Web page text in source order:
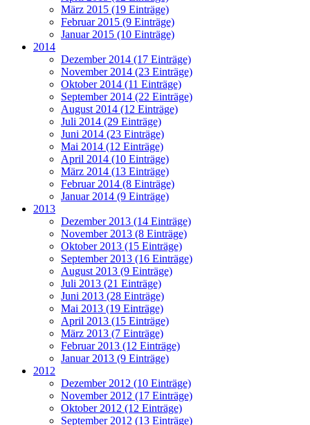
März 2015 (19 Einträge)
Februar 2015 (9 Einträge)
Januar 2015 (10 Einträge)
2014
Dezember 2014 (17 Einträge)
November 2014 (23 Einträge)
Oktober 2014 (11 Einträge)
September 2014 (22 Einträge)
August 2014 (12 Einträge)
Juli 2014 (29 Einträge)
Juni 2014 (23 Einträge)
Mai 2014 (12 Einträge)
April 2014 (10 Einträge)
März 2014 (13 Einträge)
Februar 2014 (8 Einträge)
Januar 2014 (9 Einträge)
2013
Dezember 2013 (14 Einträge)
November 2013 (8 Einträge)
Oktober 2013 (15 Einträge)
September 2013 (16 Einträge)
August 2013 (9 Einträge)
Juli 2013 (21 Einträge)
Juni 2013 (28 Einträge)
Mai 2013 (19 Einträge)
April 2013 (15 Einträge)
März 2013 (7 Einträge)
Februar 2013 (12 Einträge)
Januar 2013 (9 Einträge)
2012
Dezember 2012 (10 Einträge)
November 2012 (17 Einträge)
Oktober 2012 (12 Einträge)
September 2012 (13 Einträge)